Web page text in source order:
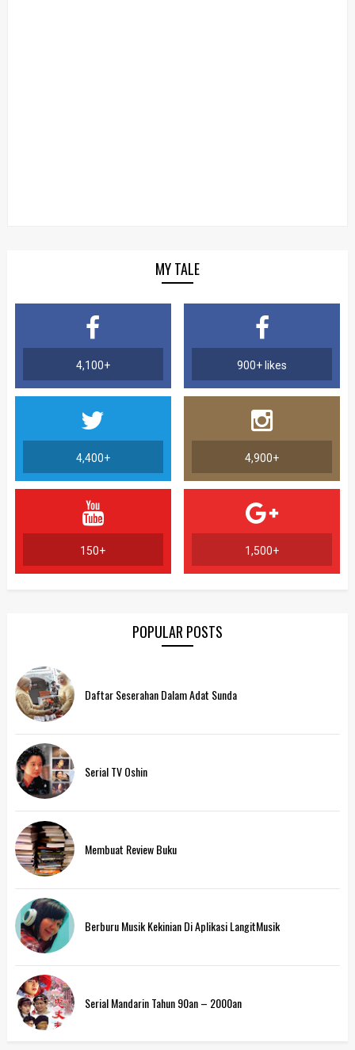
MY TALE
4,100+ 900+ likes
4,400+ 4,900+
150+ 1,500+
POPULAR POSTS
Daftar Seserahan Dalam Adat Sunda
Serial TV Oshin
Membuat Review Buku
Berburu Musik Kekinian Di Aplikasi LangitMusik
Serial Mandarin Tahun 90an – 2000an